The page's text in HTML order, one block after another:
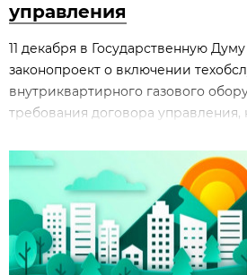
управления
11 декабря в Государственную
законопроект о включении
внутриквартирного газового
требования договора управления,